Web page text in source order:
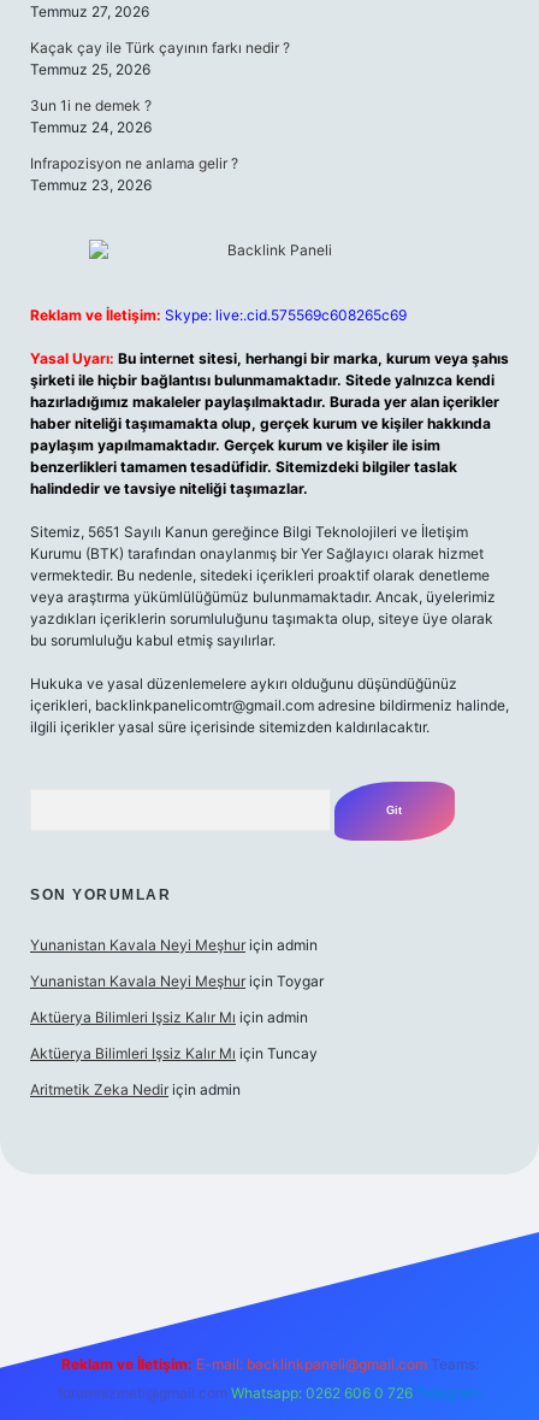
Temmuz 27, 2026
Kaçak çay ile Türk çayının farkı nedir ?
Temmuz 25, 2026
3un 1i ne demek ?
Temmuz 24, 2026
Infrapozisyon ne anlama gelir ?
Temmuz 23, 2026
Reklam ve İletişim: Skype: live:.cid.575569c608265c69
Yasal Uyarı: Bu internet sitesi, herhangi bir marka, kurum veya şahıs
şirketi ile hiçbir bağlantısı bulunmamaktadır. Sitede yalnızca kendi
hazırladığımız makaleler paylaşılmaktadır. Burada yer alan içerikler
haber niteliği taşımamakta olup, gerçek kurum ve kişiler hakkında
paylaşım yapılmamaktadır. Gerçek kurum ve kişiler ile isim
benzerlikleri tamamen tesadüfidir. Sitemizdeki bilgiler taslak
halindedir ve tavsiye niteliği taşımazlar.
Sitemiz, 5651 Sayılı Kanun gereğince Bilgi Teknolojileri ve İletişim
Kurumu (BTK) tarafından onaylanmış bir Yer Sağlayıcı olarak hizmet
vermektedir. Bu nedenle, sitedeki içerikleri proaktif olarak denetleme
veya araştırma yükümlülüğümüz bulunmamaktadır. Ancak, üyelerimiz
yazdıkları içeriklerin sorumluluğunu taşımakta olup, siteye üye olarak
bu sorumluluğu kabul etmiş sayılırlar.
Hukuka ve yasal düzenlemelere aykırı olduğunu düşündüğünüz
içerikleri, backlinkpanelicomtr@gmail.com adresine bildirmeniz halinde,
ilgili içerikler yasal süre içerisinde sitemizden kaldırılacaktır.
SON YORUMLAR
Yunanistan Kavala Neyi Meşhur için admin
Yunanistan Kavala Neyi Meşhur için Toygar
Aktüerya Bilimleri Işsiz Kalır Mı için admin
Aktüerya Bilimleri Işsiz Kalır Mı için Tuncay
Aritmetik Zeka Nedir için admin
Reklam ve İletişim: E-mail: backlinkpaneli@gmail.com Teams:
forumhizmeti@gmail.com Whatsapp: 0262 606 0 726 Telegram: